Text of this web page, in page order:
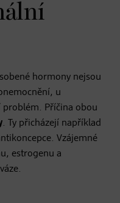
hormony nejsou
u
Příčina obou
. Ty přicházejí například
Vzájemné
estrogenu a